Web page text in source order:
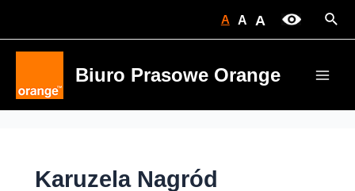
A A A
Biuro Prasowe Orange
Karuzela Nagród